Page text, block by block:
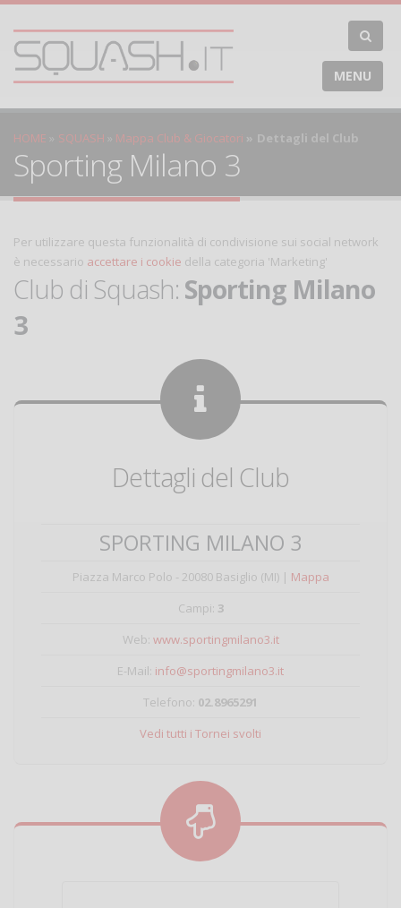
MENU
HOME SQUASH Mappa Club & Giocatori Dettagli del Club
Sporting Milano 3
Per utilizzare questa funzionalità di condivisione sui social network
è necessario accettare i cookie della categoria 'Marketing'
Club di Squash: Sporting Milano
3
Dettagli del Club
SPORTING MILANO 3
Piazza Marco Polo - 20080 Basiglio (MI) | Mappa
Campi: 3
Web: www.sportingmilano3.it
E-Mail: info@sportingmilano3.it
Telefono: 02.8965291
Vedi tutti i Tornei svolti